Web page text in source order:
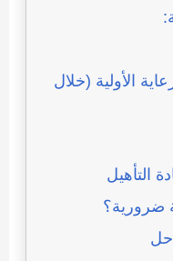
الأولية (خلال
التأهيل
ضرورية؟